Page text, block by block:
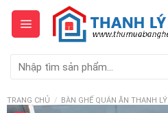
Skip
content
kiếm:
TRANG CHỦ / BÀN GHẾ QUÁN ĂN THANH LÝ